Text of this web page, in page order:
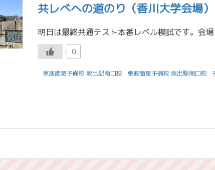
共レべへの道のり（香川大学会場）
0
東進衛星予備校 坂出駅南口校 東進衛星予備校 坂出駅南口校